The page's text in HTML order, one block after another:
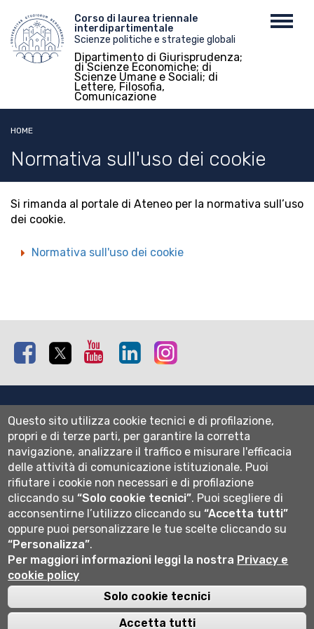
contenuto
principale
Menu
top
Corso di laurea triennale
interdipartimentale
Scienze politiche e strategie globali
Dipartimento di Giurisprudenza;
di Scienze Economiche; di
Scienze Umane e Sociali; di
Lettere, Filosofia,
Comunicazione
HOME
Normativa sull'uso dei cookie
Si rimanda al portale di Ateneo per la normativa sull’uso
dei cookie.
Normativa sull'uso dei cookie
Facebook Twitter Youtube Linkedin
Normativa cookie
Informativa privacy
Cookie settings
Wi-fi
Webmail
Università degli studi di Bergamo
via Salvecchio 19
Cod. Fiscale 80004350163
P.IVA 01612800167
Centralino 035 2052111
Questo sito utilizza cookie tecnici e di profilazione,
propri e di terze parti, per garantire la corretta
navigazione, analizzare il traffico e misurare l'efficacia
delle attività di comunicazione istituzionale. Puoi
rifiutare i cookie non necessari e di profilazione
cliccando su“Solo cookie tecnici”. Puoi scegliere di
acconsentirne l’utilizzo cliccando su“Accetta tutti”
oppure puoi personalizzare le tue scelte cliccando su
“Personalizza”.
Per maggiori informazioni leggi la nostra Privacy e
cookie policy
Solo cookie tecnici
Accetta tutti